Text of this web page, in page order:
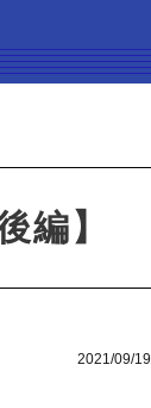
編】
2021/09/19